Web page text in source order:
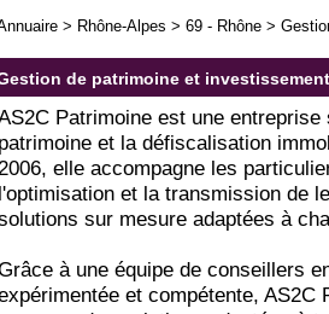
> Rhône-Alpes > 69 - Rhône >
de patrimoine et
Patrimoine est une
et la défiscalisation
elle accompagne les
et la transmission de
sur mesure adaptées à
à une équipe de conseillers
et compétente, AS2C